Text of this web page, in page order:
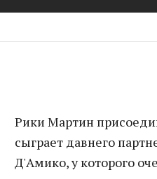
Рики Мартин
сыграет давнего
Д'Амико, у которого